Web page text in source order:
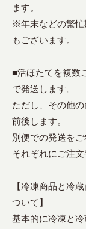
ます。
※年末などの繁忙
もございます。
■活ほたてを複数
で発送します。
ただし、その他
前後します。
別便での発送を
それぞれにご注文
【冷凍商品と冷
ついて】
基本的に冷凍と